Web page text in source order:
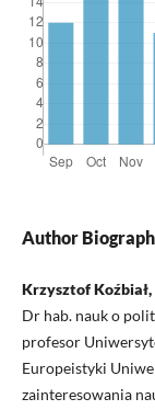
Author
Krzysztof
Dr hab. nauk o
profesor
Europeistyki
zainteresowania